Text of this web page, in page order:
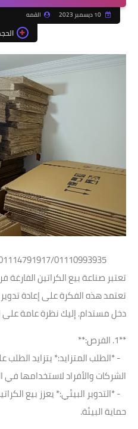
10 ديسمبر 2023 القمه
تعتبر صناعة بيع الكراتين الفارغة
تعتمد هذه الفكرة على إعادة
دخل مستدام. إليك نظرة عامة على
**1. الفرص:**
- *الطلب المتزايد:* يتزايد
الشركات والأفراد لاستخدامها في
- *التدوير البيئي:* يعزز بيع
حماية البيئة.